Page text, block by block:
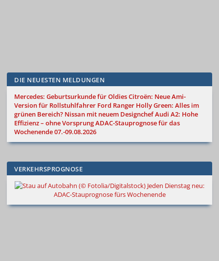
DIE NEUESTEN MELDUNGEN
Mercedes: Geburtsurkunde für OldiesCitroën: Neue Ami-
Version für Rollstuhlfahrer Ford Ranger Holly Green: Alles im
grünen Bereich? Nissan mit neuem DesignchefAudi A2: Hohe
Effizienz – ohne VorsprungADAC-Stauprognose für das
Wochenende 07.-09.08.2026
VERKEHRSPROGNOSE
Jeden Dienstag neu:
ADAC-Stauprognose fürs Wochenende